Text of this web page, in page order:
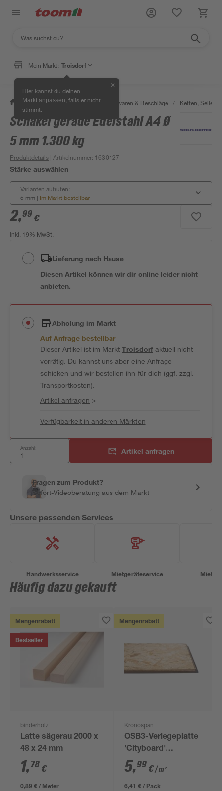
Mein Markt: Troisdorf
Hier kannst du deinen
Markt anpassen , falls er nicht
stimmt.
✕
/ Werkstatt & Maschinen / Eisenwaren & Beschläge / Ketten, Seile &
Schäkel gerade Edelstahl A4 Ø
5 mm 1.300 kg
Produktdetails | Artikelnummer: 1630127
Stärke auswählen
Varianten aufrufen:
5 mm | Im Markt bestellbar
2,99 €
inkl. 19% MwSt.
Lieferung nach Hause
Diesen Artikel können wir dir online leider nicht
anbieten.
Abholung im Markt
Auf Anfrage bestellbar
Dieser Artikel ist im MarktTroisdorfaktuell nicht
vorrätig. Du kannst uns aber eine Anfrage
schicken und wir bestellen ihn für dich (ggf. zzgl.
Transportkosten).
Artikel anfragen >
Verfügbarkeit in anderen Märkten
Anzahl: Artikel anfragen
Fragen zum Produkt?
Sofort-Videoberatung aus dem Markt
Unsere passenden Services
Handwerksservice Mietgeräteservice
Häufig dazu gekauft
Mengenrabatt
Bestseller
binderholz
Latte sägerau 2000 x
48 x 24 mm
1,78 €
0,89 € / Meter
Mengenrabatt
Kronospan
OSB3-Verlegeplatte
'Cityboard'
ungeschliffen 1690 x
634 x 12 mm
5,99 €/ m²
6,41 € / Pack